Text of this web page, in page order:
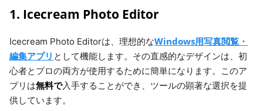
1. Icecream Photo Editor
Icecream Photo Editorは、理想的なWindows用写真閲覧・
編集アプリ として機能します。その直感的なデザインは、初
心者とプロの両方が使用するために簡単になります。このア
プリは無料で入手することができ、ツールの顕著な選択を提
供しています。